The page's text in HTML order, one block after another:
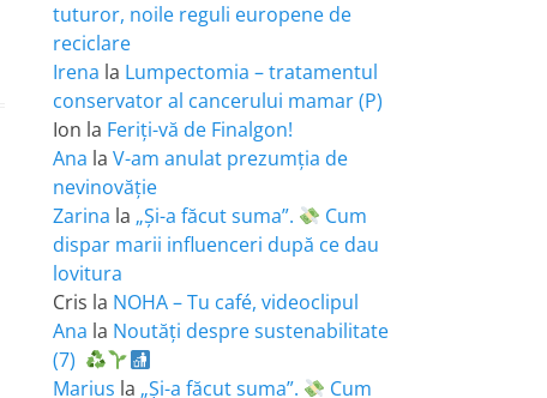
tuturor, noile reguli europene de
reciclare
Irena la Lumpectomia – tratamentul
conservator al cancerului mamar (P)
Ion la Feriţi-vă de Finalgon!
Ana la V-am anulat prezumția de
nevinovăție
Zarina la „Și-a făcut suma”.
Cum
dispar marii influenceri după ce dau
lovitura
Cris la NOHA – Tu café, videoclipul
Ana la Noutăți despre sustenabilitate
(7)
Marius la „Și-a făcut suma”.
Cum